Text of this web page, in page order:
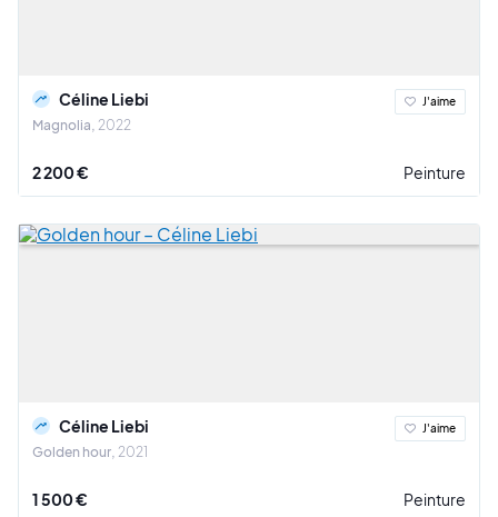
Céline Liebi
Magnolia 2022
J'aime
2 200 € Peinture
Céline Liebi
Golden hour 2021
J'aime
1 500 € Peinture